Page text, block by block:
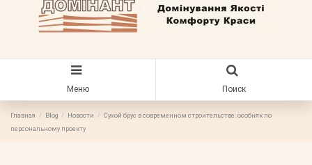
Меню Поиск
Главная Blog Новости
Сухой брус в современном строительстве: особняк по
персональному проекту